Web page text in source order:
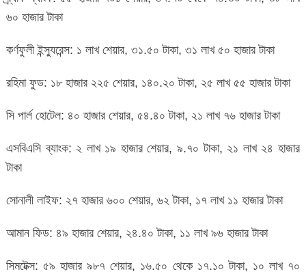
৬০ হাজার টাকা
কর্ণফুলী ইন্স্যুরেন্স: ১ লাখ শেয়ার, ৩১.৫০ টাকা, ৩১ লাখ ৫০ হাজার টাকা
রহিমা ফুড: ১৮ হাজার ২২৫ শেয়ার, ১৪০.২০ টাকা, ২৫ লাখ ৫৫ হাজার টাকা
সি পার্ল হোটেল: ৪০ হাজার শেয়ার, ৫৪.৪০ টাকা, ২১ লাখ ৭৬ হাজার টাকা
এসবিএসি ব্যাংক: ২ লাখ ১৯ হাজার শেয়ার, ৯.৭০ টাকা, ২১ লাখ ২৪ হাজার
টাকা
সোনালী লাইফ: ২৭ হাজার ৬০০ শেয়ার, ৬২ টাকা, ১৭ লাখ ১১ হাজার টাকা
আমান ফিড: ৪৯ হাজার শেয়ার, ২৪.৪০ টাকা, ১১ লাখ ৯৬ হাজার টাকা
সিমটেক্স: ৫৯ হাজার ৯৮৭ শেয়ার, ১৬.৫০ থেকে ১৭.১০ টাকা, ১০ লাখ ৭০